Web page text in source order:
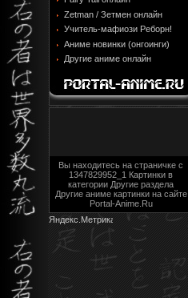
Zetman / Зетмен онлайн
Учитель-мафиози Реборн!
Аниме новинки (онгоинги)
Другие аниме онлайн
Вы находитесь на страничке с
1347829952_1 Картинки в
категории Другие раздела
Другие аниме картинки на сайте
Portal-Anime.Ru